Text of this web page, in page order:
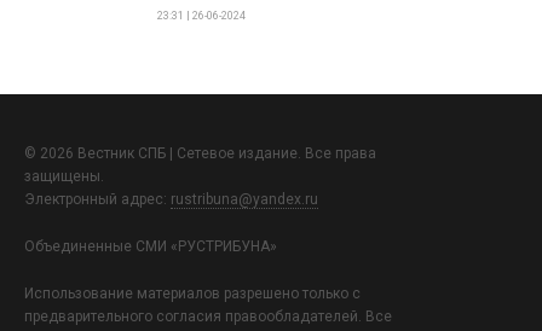
23:31 | 26-06-2024
© 2026 Вестник СПБ | Сетевое издание. Все права
защищены.
Электронный адрес: rustribuna@yandex.ru
Объединенные СМИ «РУСТРИБУНА»
Использование материалов разрешено только с
предварительного согласия правообладателей. Все